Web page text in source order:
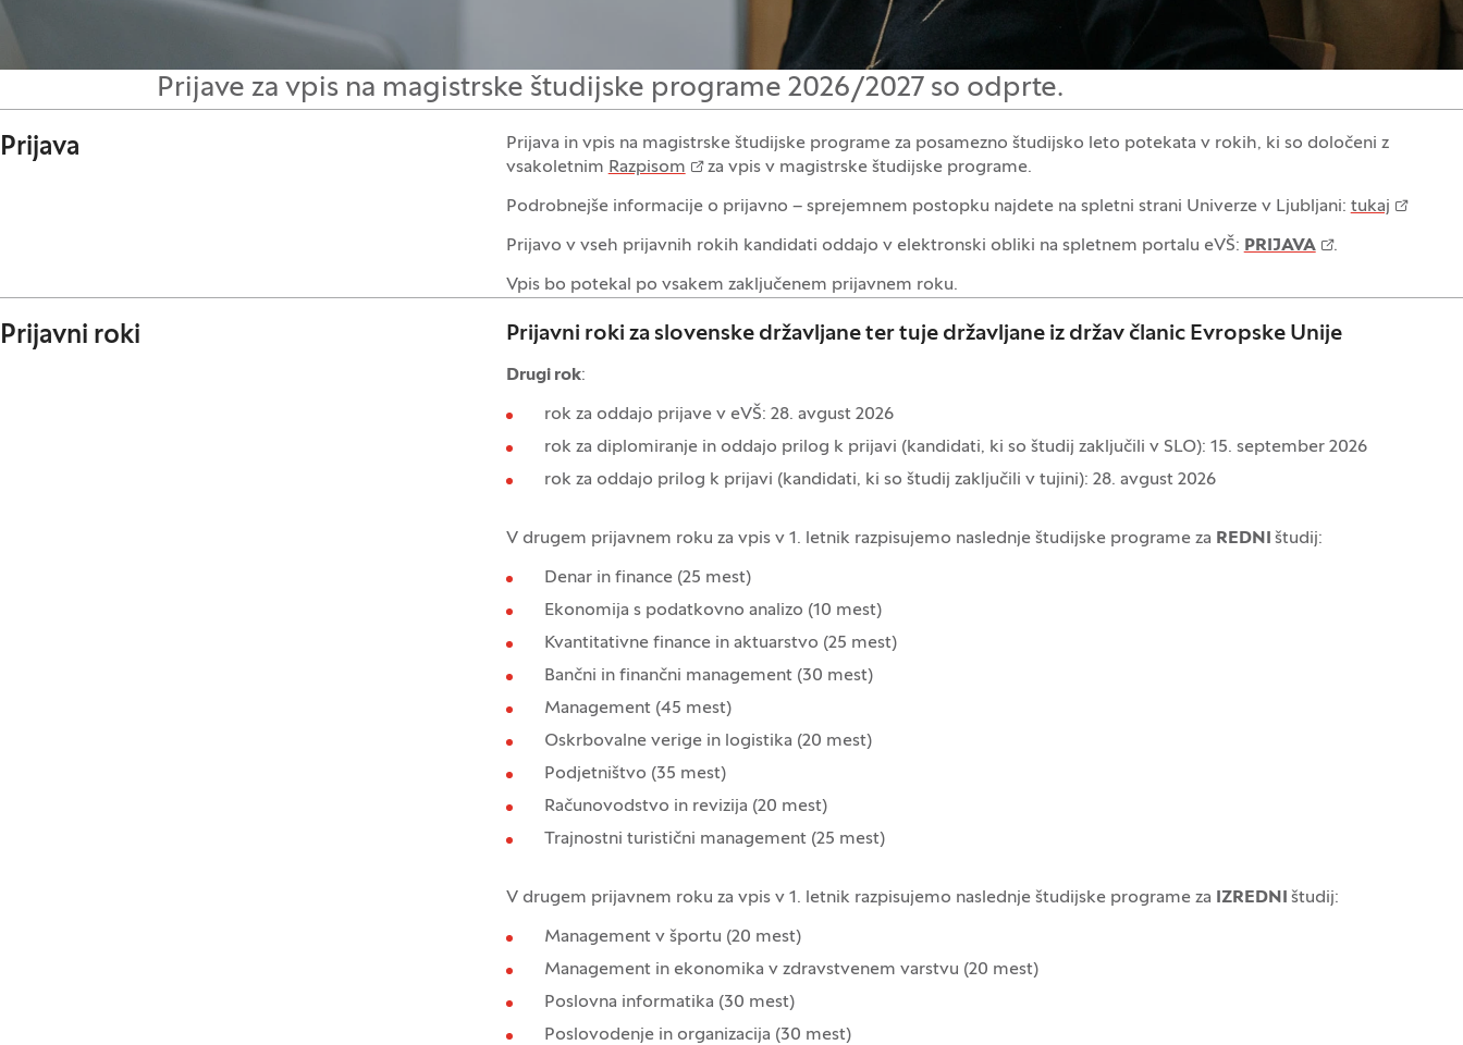
Prijave za vpis na magistrske študijske programe 2026/2027 so odprte.
Prijava
Prijava in vpis na magistrske študijske programe za posamezno študijsko leto potekata v rokih, ki so določeni z
vsakoletnim Razpisom za vpis v magistrske študijske programe.
Podrobnejše informacije o prijavno – sprejemnem postopku najdete na spletni strani Univerze v Ljubljani: tukaj
Prijavo v vseh prijavnih rokih kandidati oddajo v elektronski obliki na spletnem portalu eVŠ: PRIJAVA .
Vpis bo potekal po vsakem zaključenem prijavnem roku.
Prijavni roki Prijavni roki za slovenske državljane ter tuje državljane iz držav članic Evropske Unije
Drugi rok:
rok za oddajo prijave v eVŠ: 28. avgust 2026
rok za diplomiranje in oddajo prilog k prijavi (kandidati, ki so študij zaključili v SLO): 15. september 2026
rok za oddajo prilog k prijavi (kandidati, ki so študij zaključili v tujini): 28. avgust 2026
V drugem prijavnem roku za vpis v 1. letnik razpisujemo naslednje študijske programe za REDNI študij:
Denar in finance (25 mest)
Ekonomija s podatkovno analizo (10 mest)
Kvantitativne finance in aktuarstvo (25 mest)
Bančni in finančni management (30 mest)
Management (45 mest)
Oskrbovalne verige in logistika (20 mest)
Podjetništvo (35 mest)
Računovodstvo in revizija (20 mest)
Trajnostni turistični management (25 mest)
V drugem prijavnem roku za vpis v 1. letnik razpisujemo naslednje študijske programe za IZREDNI študij:
Management v športu (20 mest)
Management in ekonomika v zdravstvenem varstvu (20 mest)
Poslovna informatika (30 mest)
Poslovodenje in organizacija (30 mest)